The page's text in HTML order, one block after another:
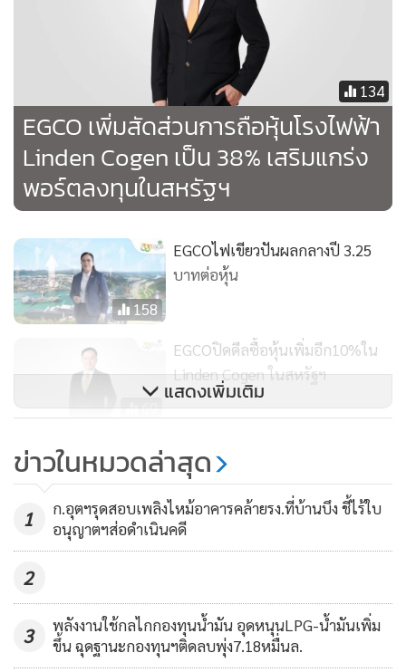
สัดส่วนการถือหุ้นรวม 6,836 เมกะวัตต์ (รวมโรงไฟฟ้าที่เดิน
เครื่องเชิงพาณิชย์แล้วและโครงการที่อยู่ระหว่างการก่อสร้าง)
โดยมีกำลังผลิตจากพลังงานหมุนเวียนรวม 1,538 เมกะวัตต์ (คิด
เป็น 22% ของกำลังผลิตทั้งหมด) ทั้งจากชีวมวล พลังน้ำ พลังงาน
แสงอาทิตย์ พลังงานลมทั้งบนบกและนอกชายฝั่ง เซลล์เชื้อเพลิง
และระบบกักเก็บพลังงานด้วยแบตเตอรี่ ทั้งนี้ โรงไฟฟ้าและ
โครงการต่างๆ ตั้งอยู่ใน 7 ประเทศ ได้แก่ ไทย ลาว ฟิลิปปินส์
อินโดนีเซีย เกาหลีใต้ ไต้หวัน และสหรัฐอเมริกา นอกจากนี้
EGCO Group ยังมีธุรกิจพลังงานที่เกี่ยวเนื่อง ครอบคลุมธุรกิจเชื้อ
เพลิงและสาธารณูปโภค และธุรกิจ Customer Solution และ
Startup เช่น บริษัท เอ็กโก เอ็นจิเนียริ่ง แอนด์ เซอร์วิส จำกัด
(ESCO) ให้บริการงานเดินเครื่อง บำรุงรักษา และวิศวกรรม “CDI
Group” บริษัทโครงสร้างพื้นฐานและสาธารณูปโภคใน
อินโดนีเซีย “TPN” ระบบขนส่งน้ำมันทางท่อไปยังภาคตะวัน
ออกเฉียงเหนือ “Innopower” บริษัทด้านการวิจัยเพื่อพัฒนา
นวัตกรรม และโครงการนิคมอุตสาหกรรมเอ็กโกระยอง (ERIE)
134
EGCO เพิ่มสัดส่วนการถือหุ้นโรงไฟฟ้า
Linden Cogen เป็น 38% เสริมแกร่ง
พอร์ตลงทุนในสหรัฐฯ
158
EGCOไฟเขียวปันผลกลางปี 3.25
บาทต่อหุ้น
69
EGCOปิดดีลซื้อหุ้นเพิ่มอีก10%ใน
Linden Cogen ในสหรัฐฯ
362
ไฟฟ้า Downeast Wind ในสหรัฐฯ
แสดงเพิ่มเติม
ข่าวในหมวดล่าสุด
1
ก.อุตฯรุดสอบเพลิงไหม้อาคารคล้ายรง.ที่บ้านบึง ชี้ไร้ใบ
อนุญาตฯส่อดำเนินคดี
2
3
พลังงานใช้กลไกกองทุนน้ำมัน อุดหนุนLPG-น้ำมันเพิ่ม
ขึ้น ฉุดฐานะกองทุนฯติดลบพุ่ง7.18หมื่นล.